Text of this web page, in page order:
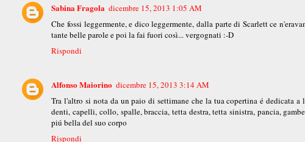
Sabina Fragola dicembre 15, 2013 1:05 AM
Che fossi leggermente, e dico leggermente, dalla parte di Scarlett ce
tante belle parole e poi la fai fuori così... vergognati :-D
Rispondi
Alfonso Maiorino dicembre 15, 2013 3:14 AM
Tra l'altro si nota da un paio di settimane che la tua copertina é dedicata
denti, capelli, collo, spalle, braccia, tetta destra, tetta sinistra, pancia,
piú bella del suo corpo
Rispondi